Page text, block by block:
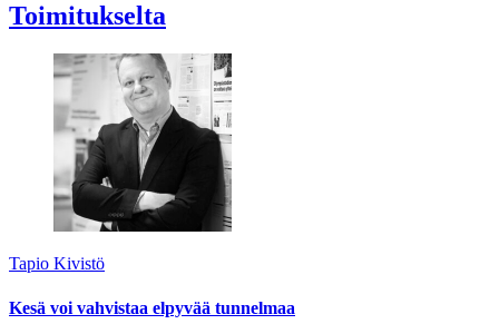
Toimitukselta
Tapio Kivistö
Kesä voi vahvistaa elpyvää tunnelmaa